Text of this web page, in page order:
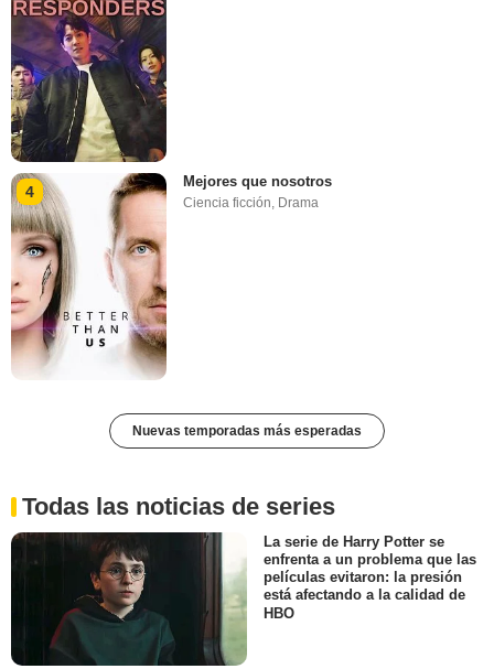
4
Mejores que nosotros
Ciencia ficción, Drama
Nuevas temporadas más esperadas
Todas las noticias de series
La serie de Harry Potter se
enfrenta a un problema que las
películas evitaron: la presión
está afectando a la calidad de
HBO